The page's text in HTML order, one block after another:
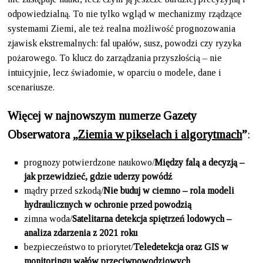
odpowiedzialną. To nie tylko wgląd w mechanizmy rządzące
systemami Ziemi, ale też realna możliwość prognozowania
zjawisk ekstremalnych: fal upałów, susz, powodzi czy ryzyka
pożarowego. To klucz do zarządzania przyszłością – nie
intuicyjnie, lecz świadomie, w oparciu o modele, dane i
scenariusze.
Więcej w najnowszym numerze Gazety
Obserwatora „Ziemia w pikselach i algorytmach”:
prognozy potwierdzone naukowo/Między falą a decyzją –
jak przewidzieć, gdzie uderzy powódź
mądry przed szkodą/Nie buduj w ciemno – rola modeli
hydraulicznych w ochronie przed powodzią
zimna woda/Satelitarna detekcja spiętrzeń lodowych –
analiza zdarzenia z 2021 roku
bezpieczeństwo to priorytet/Teledetekcja oraz GIS w
monitoringu wałów przeciwpowodziowych